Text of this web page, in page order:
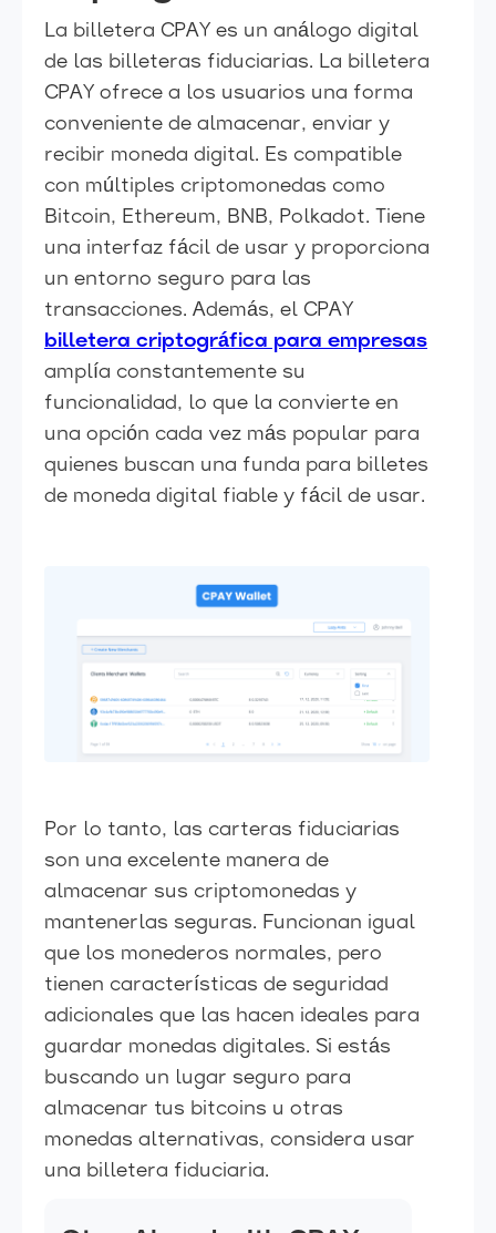
La billetera CPAY es un análogo digital
de las billeteras fiduciarias. La billetera
CPAY ofrece a los usuarios una forma
conveniente de almacenar, enviar y
recibir moneda digital. Es compatible
con múltiples criptomonedas como
Bitcoin, Ethereum, BNB, Polkadot. Tiene
una interfaz fácil de usar y proporciona
un entorno seguro para las
transacciones. Además, el CPAY
billetera criptográfica para empresas
amplía constantemente su
funcionalidad, lo que la convierte en
una opción cada vez más popular para
quienes buscan una funda para billetes
de moneda digital fiable y fácil de usar.
Por lo tanto, las carteras fiduciarias
son una excelente manera de
almacenar sus criptomonedas y
mantenerlas seguras. Funcionan igual
que los monederos normales, pero
tienen características de seguridad
adicionales que las hacen ideales para
guardar monedas digitales. Si estás
buscando un lugar seguro para
almacenar tus bitcoins u otras
monedas alternativas, considera usar
una billetera fiduciaria.